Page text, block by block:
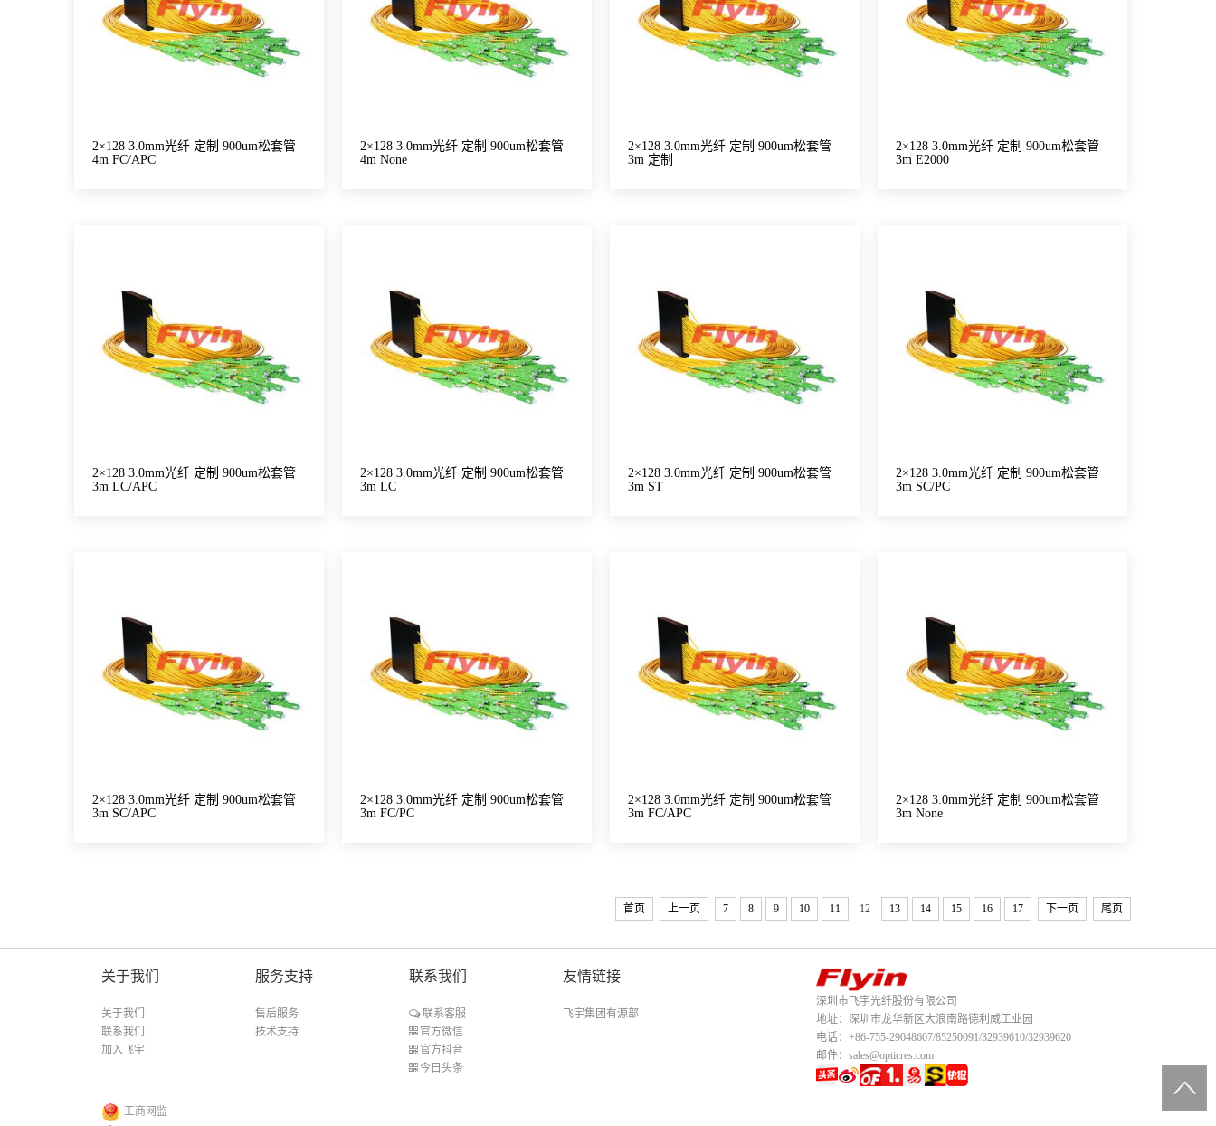
2×128 3.0mm光纤 定制 900um松套管
4m FC/APC
2×128 3.0mm光纤 定制 900um松套管
4m None
2×128 3.0mm光纤 定制 900um松套管
3m 定制
2×128 3.0mm光纤 定制 900um松套管
3m E2000
2×128 3.0mm光纤 定制 900um松套管
3m LC/APC
2×128 3.0mm光纤 定制 900um松套管
3m LC
2×128 3.0mm光纤 定制 900um松套管
3m ST
2×128 3.0mm光纤 定制 900um松套管
3m SC/PC
2×128 3.0mm光纤 定制 900um松套管
3m SC/APC
2×128 3.0mm光纤 定制 900um松套管
3m FC/PC
2×128 3.0mm光纤 定制 900um松套管
3m FC/APC
2×128 3.0mm光纤 定制 900um松套管
3m None
首页 上一页 7 8 9 10 11 12 13 14 15 16 17 下一页 尾页
关于我们
关于我们
联系我们
加入飞宇
服务支持
售后服务
技术支持
联系我们
联系客服
官方微信
官方抖音
今日头条
友情链接
飞宇集团有源部
工商网监
深圳市飞宇光纤股份有限公司
地址：深圳市龙华新区大浪南路德利威工业园
电话：+86-755-29048607/85250091/32939610/32939620
邮件：sales@opticres.com